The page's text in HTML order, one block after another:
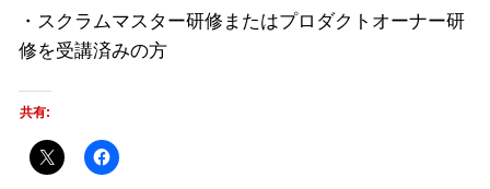
・スクラムマスター研修またはプロダクトオーナー研
修を受講済みの方
共有: